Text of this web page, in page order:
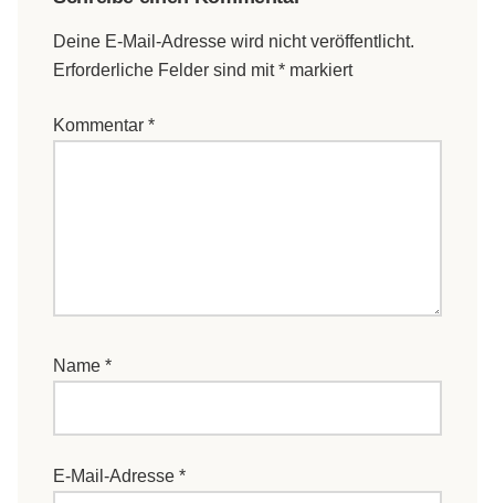
Deine E-Mail-Adresse wird nicht veröffentlicht.
Erforderliche Felder sind mit* markiert
Kommentar *
Name *
E-Mail-Adresse *